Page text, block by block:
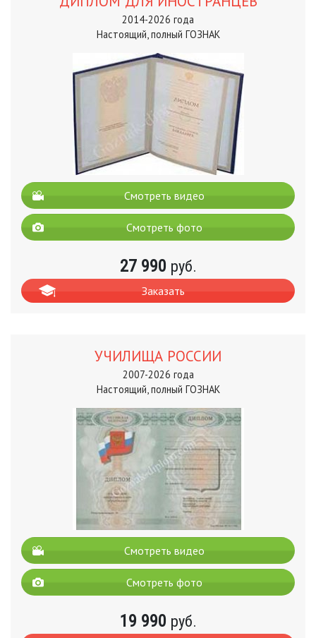
2014-2026 года
Настоящий, полный ГОЗНАК
Смотреть видео
Смотреть фото
27 990 руб.
Заказать
УЧИЛИЩА РОССИИ
2007-2026 года
Настоящий, полный ГОЗНАК
Смотреть видео
Смотреть фото
19 990 руб.